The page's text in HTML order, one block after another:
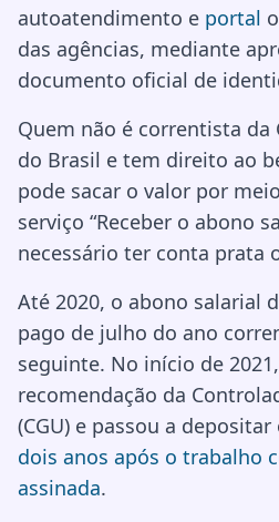
autoatendimento e portal
das agências, mediante
documento oficial de
Quem não é correntista da
do Brasil e tem direito ao
pode sacar o valor por
serviço “Receber o abono
necessário ter conta prata
Até 2020, o abono salarial
pago de julho do ano
seguinte. No início de
recomendação da
(CGU) e passou a
dois anos após o trabalho
assinada.